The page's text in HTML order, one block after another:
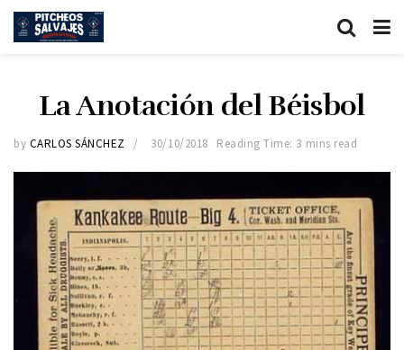
La Anotación del Béisbol
by CARLOS SÁNCHEZ 30/10/2018 Reading Time: 3 mins read